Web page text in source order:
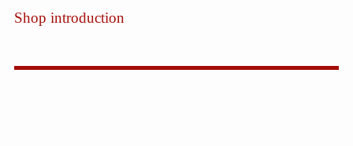
Shop introduction